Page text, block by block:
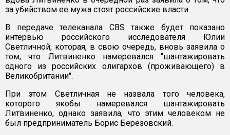
за убийством ее мужа стоят российские власти.
В передаче телеканала CBS также будет показано
интервью российского исследователя Юлии
Светличной, которая, в свою очередь, вновь заявила о
том, что Литвиненко намеревался "шантажировать
одного из российских олигархов (проживающего) в
Великобритании".
При этом Светличная не назвала того человека,
которого якобы намеревался шантажировать
Литвиненко, однако заявила, что этим человеком не
был предприниматель Борис Березовский.